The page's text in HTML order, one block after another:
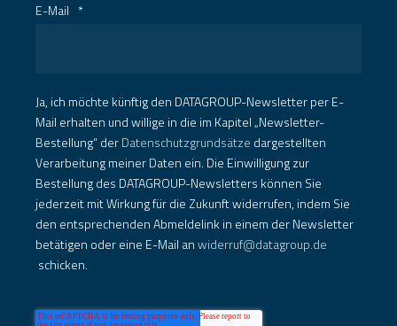
E-Mail *
Ja, ich möchte künftig den DATAGROUP-Newsletter per E-
Mail erhalten und willige in die im Kapitel „Newsletter-
Bestellung“ derDatenschutzgrundsätze dargestellten
Verarbeitung meiner Daten ein. Die Einwilligung zur
Bestellung des DATAGROUP-Newsletters können Sie
jederzeit mit Wirkung für die Zukunft widerrufen, indem Sie
den entsprechenden Abmeldelink in einem der Newsletter
betätigen oder eine E-Mail anwiderruf@datagroup.de
schicken.